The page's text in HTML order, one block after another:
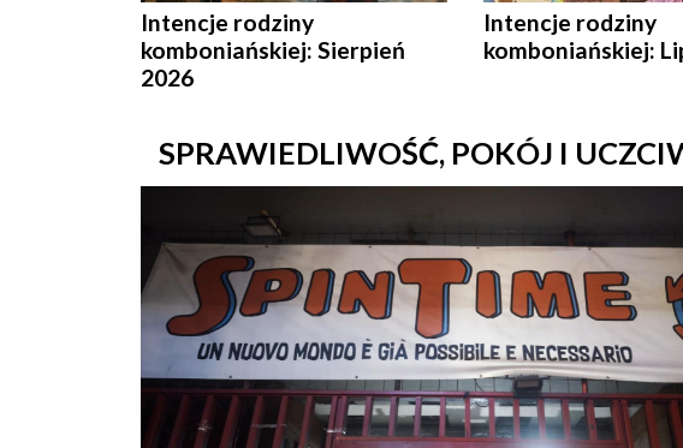
Intencje rodziny
komboniańskiej: Sierpień
2026
Intencje rodziny
komboniańskiej:
SPRAWIEDLIWOŚĆ, POKÓJ I